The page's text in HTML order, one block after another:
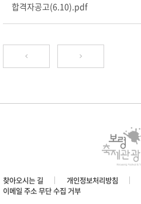
합격자공고(6.10).pdf
찾아오시는 길 개인정보처리방침
이메일 주소 무단 수집 거부